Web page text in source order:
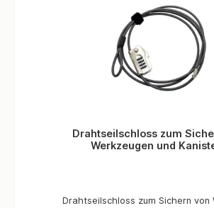
Drahtseilschloss zum
Werkzeugen und
Drahtseilschloss zum Sichern von